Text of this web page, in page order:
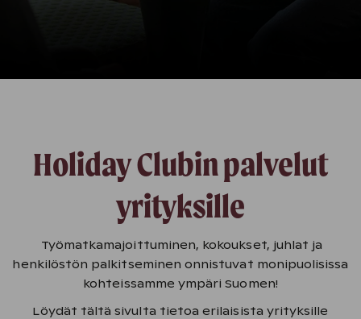
Holiday Clubin palvelut
yrityksille
Työmatkamajoittuminen, kokoukset, juhlat ja
henkilöstön palkitseminen onnistuvat monipuolisissa
kohteissamme ympäri Suomen!
Löydät tältä sivulta tietoa erilaisista yrityksille